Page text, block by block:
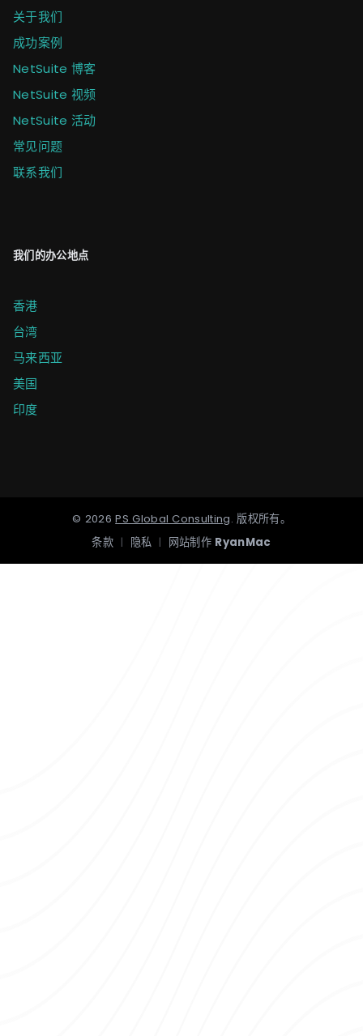
关于我们
成功案例
NetSuite 博客
NetSuite 视频
NetSuite 活动
常见问题
联系我们
我们的办公地点
香港
台湾
马来西亚
美国
印度
© 2026 PS Global Consulting.版权所有。
条款 | 隐私 | 网站制作 RyanMac